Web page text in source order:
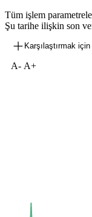
Tüm işlem
Şu tarihe ilişkin son
Karşılaştırmak